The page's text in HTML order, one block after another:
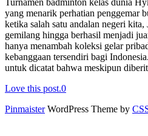
Turnamen badminton kelas dunia
yang menarik perhatian penggemar
ketika salah satu andalan negeri
gemilang hingga berhasil menjadi
hanya menambah koleksi gelar
kebanggaan tersendiri bagi
untuk dicatat bahwa meskipun
Love this post.0
PinmaisterWordPress Theme by